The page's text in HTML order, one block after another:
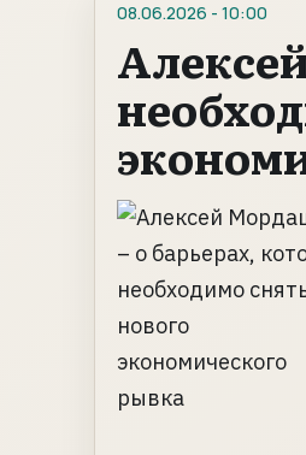
08.06.2026 - 10:00